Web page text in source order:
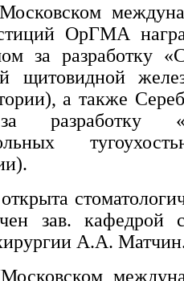
ОрГМА
за разработку
щитовидной
а также
зав. кафедрой
А.А.